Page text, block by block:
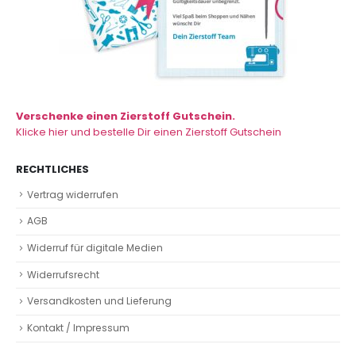
Verschenke einen Zierstoff Gutschein.
Klicke hier und bestelle Dir einen Zierstoff Gutschein
RECHTLICHES
Vertrag widerrufen
AGB
Widerruf für digitale Medien
Widerrufsrecht
Versandkosten und Lieferung
Kontakt / Impressum